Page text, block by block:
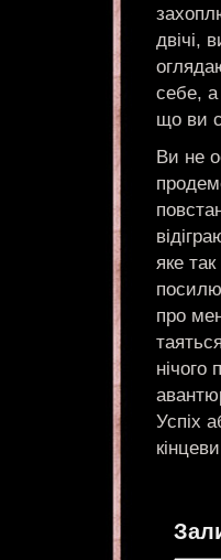
двічі,
себе,
що ви
Ви не
яке
про
Успіх